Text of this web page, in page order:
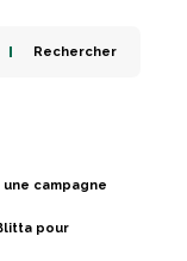
Rechercher
une campagne
pour